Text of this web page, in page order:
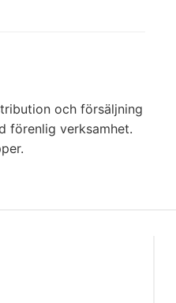
och försäljning
förenlig verksamhet.